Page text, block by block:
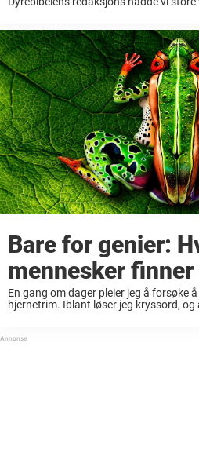
Bare for genier:
mennesker
En gang om dager pleier jeg å forsøke
hjernetrim. Iblant løser jeg kryssord, og